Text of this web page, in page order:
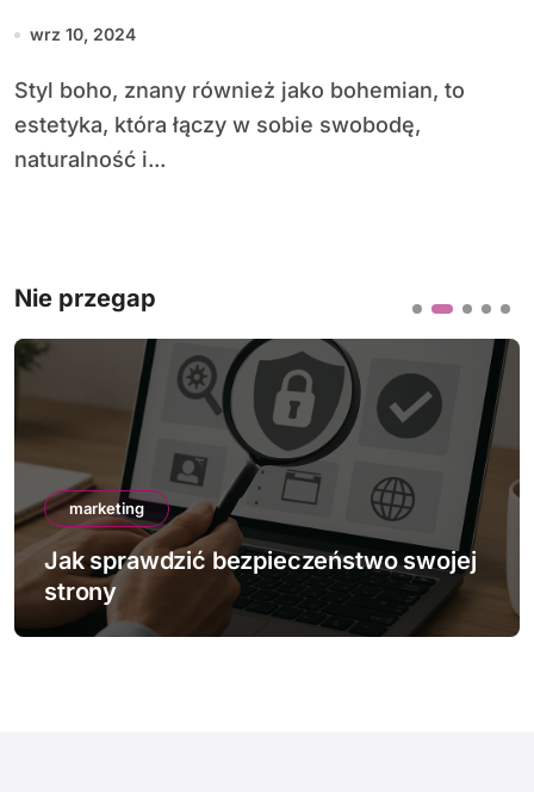
wrz 10, 2024
Styl boho, znany również jako bohemian, to
estetyka, która łączy w sobie swobodę,
naturalność i...
Nie przegap
marketing
Jak sprawdzić bezpieczeństwo swojej
strony